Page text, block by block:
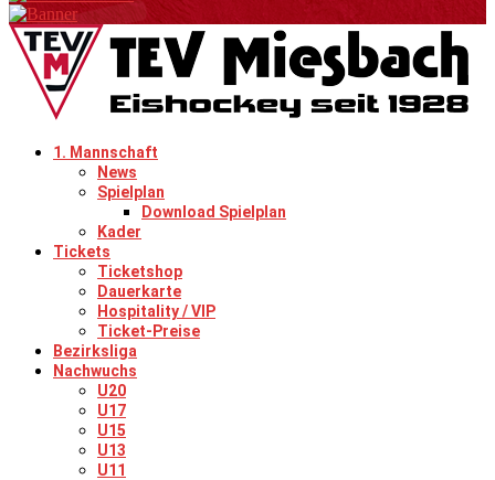
1. Mannschaft
News
Spielplan
Download Spielplan
Kader
Tickets
Ticketshop
Dauerkarte
Hospitality / VIP
Ticket-Preise
Bezirksliga
Nachwuchs
U20
U17
U15
U13
U11